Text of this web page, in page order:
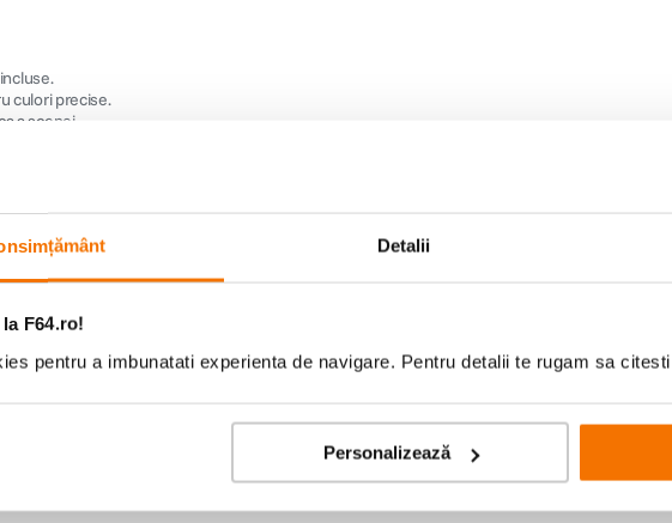
Detalii
F64.ro!
pentru a imbunatati experienta de navigare. Pentru detalii te rugam sa citesti
Personalizează
culori precise.
a scenei.